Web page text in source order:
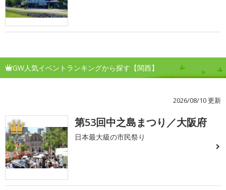
GW人気イベントランキングから探す【関西】
2026/08/10 更新
1 第53回中之島まつり／大阪府
日本最大級の市民祭り